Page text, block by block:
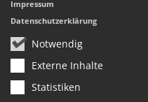
Notwendig
Externe Inhalte
Statistiken
Impressum
Datenschutzerklärung